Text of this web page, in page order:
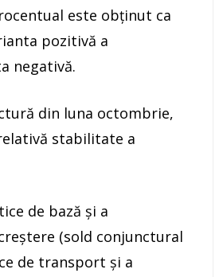
este obţinut ca
pozitivă a
negativă.
din luna octombrie,
stabilitate a
de bază şi a
(sold conjunctural
de transport şi a